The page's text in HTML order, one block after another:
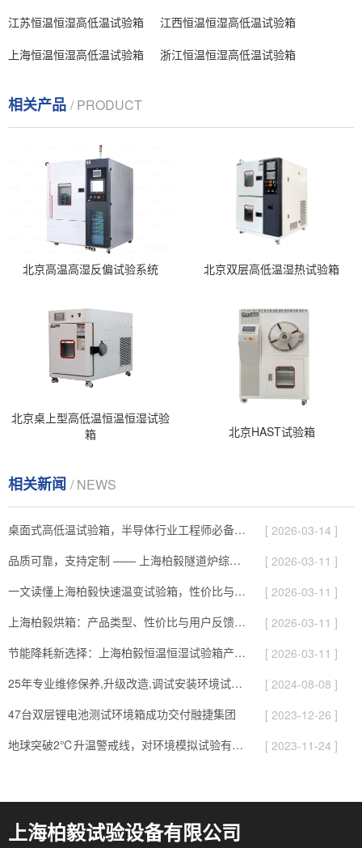
江苏恒温恒湿高低温试验箱
江西恒温恒湿高低温试验箱
上海恒温恒湿高低温试验箱
浙江恒温恒湿高低温试验箱
相关产品 / PRODUCT
北京高温高湿反偏试验系统 北京双层高低温湿热试验箱
北京桌上型高低温恒温恒湿试验
箱
北京HAST试验箱
相关新闻 / NEWS
桌面式高低温试验箱，半导体行业工程师必备的测试神器
[ 2026-03-14 ]
品质可靠，支持定制 —— 上海柏毅隧道炉综合解析
[ 2026-03-11 ]
一文读懂上海柏毅快速温变试验箱，性价比与服务综合介绍
[ 2026-03-11 ]
上海柏毅烘箱：产品类型、性价比与用户反馈总结
[ 2026-03-11 ]
节能降耗新选择：上海柏毅恒温恒湿试验箱产品与应用亮点
[ 2026-03-11 ]
25年专业维修保养,升级改造,调试安装环境试验设备
[ 2024-08-08 ]
47台双层锂电池测试环境箱成功交付融捷集团
[ 2023-12-26 ]
地球突破2℃升温警戒线，对环境模拟试验有哪些影响
[ 2023-11-24 ]
上海柏毅试验设备有限公司